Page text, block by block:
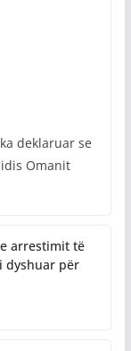
deklaruar se
Omanit
arrestimit të
dyshuar për